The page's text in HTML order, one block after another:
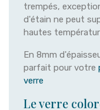
trempés,
d'étain ne peut
hautes
En 8mm
parfait pour votre
verre
Le verre